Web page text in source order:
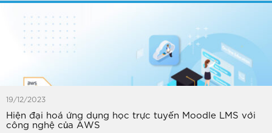
19/12/2023
Hiện đại hoá ứng dụng học trực tuyến Moodle LMS với
công nghệ của AWS